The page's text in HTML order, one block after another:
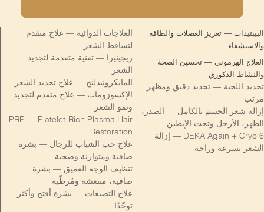
البيبتيدات — تعزيز العضلات والطاقة
والاستشفاء
العلاج الهرموني — تحسين الصحة
والنشاط الذكوري
تحديد اللحية — تحديد دقيق ومظهر
مرتب
إزالة شعر الجسم بالكامل — الصدر،
الظهر، الأرجل وتحت الإبطين
DEKA Again + Cryo 6 — إزالة
الشعر بسرعة وراحة
العلاجات الدوائية — علاج متقدم
لتساقط الشعر
ريجينيرا — تقنية متقدمة لتجديد
الشعر
المايكرونيدلنج — علاج تجديد الشعر
الإكسوزومات — علاج متقدم لتجديد
ونمو الشعر
PRP — Platelet-Rich Plasma Hair
Restoration
علاج حب الشباب للرجال — بشرة
صافية ومتوازنة وصحية
تنظيف الوجه العميق — بشرة
صافية، منتعشة ومُرطّبة
علاج التصبغات — بشرة أفتح وأكثر
توحّدًا